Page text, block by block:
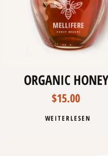
ORGANIC HONEY
$15.00
WEITERLESEN